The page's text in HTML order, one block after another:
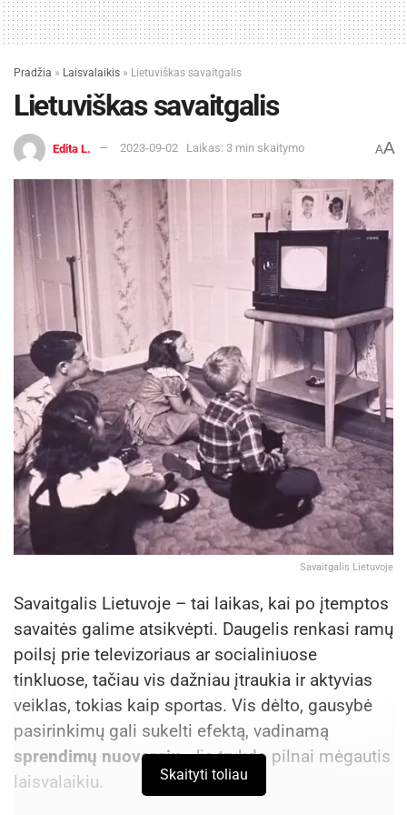
Pradžia » Laisvalaikis » Lietuviškas savaitgalis
Lietuviškas savaitgalis
Edita L. 2023-09-02 Laikas: 3 min skaitymo AA
Savaitgalis Lietuvoje
Savaitgalis Lietuvoje – tai laikas, kai po įtemptos
savaitės galime atsikvėpti. Daugelis renkasi ramų
poilsį prie televizoriaus ar socialiniuose
tinkluose, tačiau vis dažniau įtraukia ir aktyvias
veiklas, tokias kaip sportas. Vis dėlto, gausybė
pasirinkimų gali sukelti efektą, vadinamą
sprendimų nuovargiu.Jis trukdo pilnai mėgautis
laisvalaikiu.
Skaityti toliau